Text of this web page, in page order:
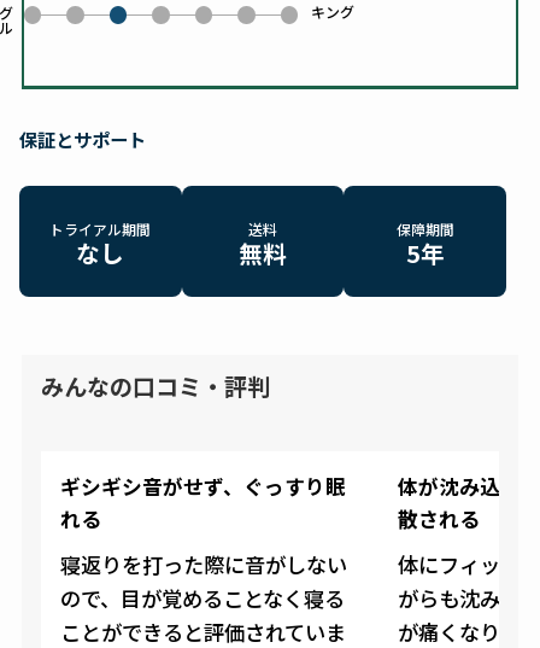
ル
0
1
2
3 4 5 キング
6
保証とサポート
トライアル期間
なし
送料
無料
保障期間
5年
みんなの口コミ・評判
ギシギシ音がせず、ぐっすり眠
れる
寝返りを打った際に音がしない
ので、目が覚めることなく寝る
ことができると評価されていま
体が沈み込み
散される
体にフィット
がらも沈み込
が痛くなりに